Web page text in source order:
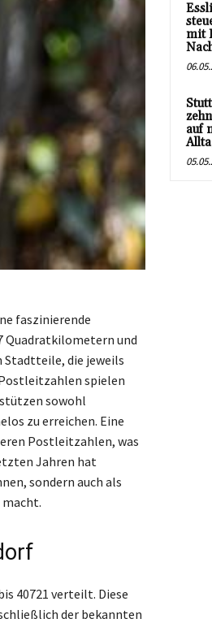
faszinierende
Quadratkilometern und
Stadtteile, die jeweils
spielen
sowohl
zu erreichen. Eine
Postleitzahlen, was
Jahren hat
sondern auch als
40721 verteilt. Diese
der bekannten
mit
auf